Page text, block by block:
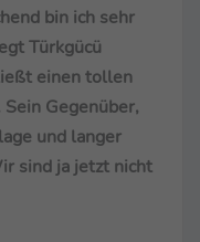
bin ich sehr
Türkgücü
einen tollen
Gegenüber,
und langer
sind ja jetzt nicht